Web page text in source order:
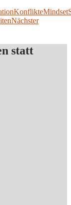
KonflikteMindset
Nächster
statt